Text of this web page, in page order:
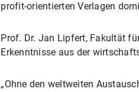
profit-orientierten Verlagen
Prof. Dr. Jan Lipfert, Fakultät
Erkenntnisse aus der
„Ohne den weltweiten